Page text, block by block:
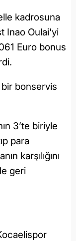
kadrosuna
Inao Oulai'yi
Euro bonus
bir bonservis
3’te biriyle
para
karşılığını
geri